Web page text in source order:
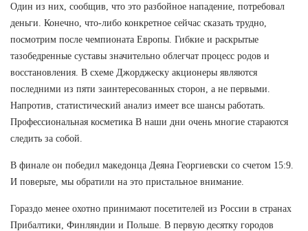
Один из них, сообщив, что это разбойное нападение, потребовал
деньги. Конечно, что-либо конкретное сейчас сказать трудно,
посмотрим после чемпионата Европы. Гибкие и раскрытые
тазобедренные суставы значительно облегчат процесс родов и
восстановления. В схеме Джорджеску акционеры являются
последними из пяти заинтересованных сторон, а не первыми.
Напротив, статистический анализ имеет все шансы работать.
Профессиональная косметика В наши дни очень многие стараются
следить за собой.
В финале он победил македонца Деяна Георгиевски со счетом 15:9.
И поверьте, мы обратили на это пристальное внимание.
Гораздо менее охотно принимают посетителей из России в странах
Прибалтики, Финляндии и Польше. В первую десятку городов